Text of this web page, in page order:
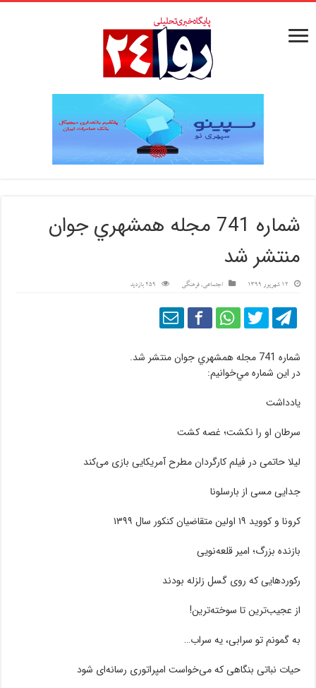
شماره 741 مجله همشهري جوان
منتشر شد
12 شهریور 1399 اجتماعی,فرهنگی 259 بازدید
شماره 741 مجله همشهري جوان منتشر شد.
در اين شماره مي‌خوانيم:
يادداشت
سرطان او را نکشت؛ غصه کشت
لیلا حاتمی در فیلم کارگردان مطرح آمریکایی بازی می‌کند
جدایی مسی از بارسلونا
کرونا و کووید ۱۹ اولین متقاضیان کنکور سال ۱۳۹۹
بازنده بزرگ؛ امیر قلعه‌نویی
رکوردهایی که روی گسل زلزله بودند
از عجیب‌ترین تا سوخته‌ترین!
به گمونم تو سرابی، یه سراب…
حیات نباتی بنگاهی که می‌خواست امپراتوری رسانه‌ای شود